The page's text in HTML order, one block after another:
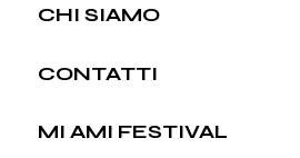
CHI SIAMO
CONTATTI
MI AMI FESTIVAL